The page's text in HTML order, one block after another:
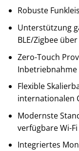
Robuste
Unterstützung
BLE/Zigbee
Zero-Touch
Inbetriebnahme
Flexible
internationalen
Modernste
verfügbare Wi-
Integriertes